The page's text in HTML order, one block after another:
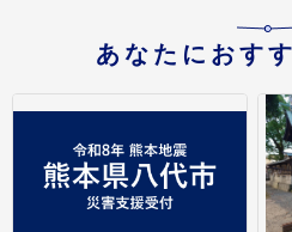
あなたにおす